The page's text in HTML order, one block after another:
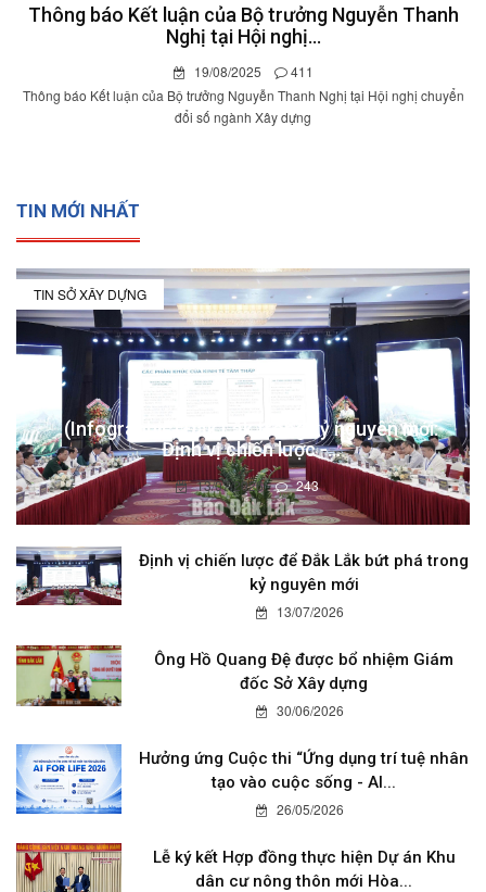
Thông báo Kết luận của Bộ trưởng Nguyễn Thanh
Nghị tại Hội nghị...
19/08/2025
411
Thông báo Kết luận của Bộ trưởng Nguyễn Thanh Nghị tại Hội nghị chuyển
đổi số ngành Xây dựng
TIN MỚI NHẤT
TIN SỞ XÂY DỰNG
(Infographic) Đắk Lắk trong kỷ nguyên mới:
Định vị chiến lược -...
13/07/2026 243
Định vị chiến lược để Đắk Lắk bứt phá trong
kỷ nguyên mới
13/07/2026
Ông Hồ Quang Đệ được bổ nhiệm Giám
đốc Sở Xây dựng
30/06/2026
Hưởng ứng Cuộc thi “Ứng dụng trí tuệ nhân
tạo vào cuộc sống - AI...
26/05/2026
Lễ ký kết Hợp đồng thực hiện Dự án Khu
dân cư nông thôn mới Hòa...